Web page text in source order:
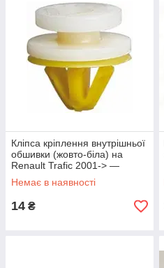
Кліпса кріплення внутрішньої
обшивки (жовто-біла) на
Renault Trafic 2001-> —
Китай - SK-7059
Немає в наявності
14 ₴